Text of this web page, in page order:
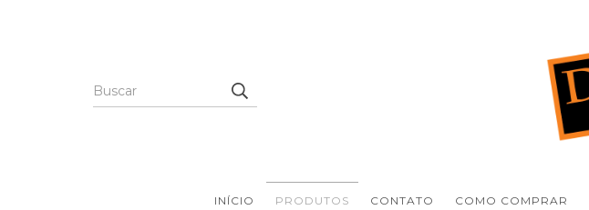
INÍCIO PRODUTOS CONTATO COMO COMPRAR